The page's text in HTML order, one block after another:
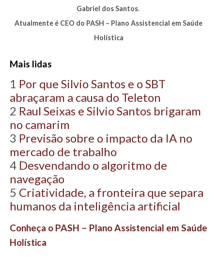
Gabriel dos Santos.
Atualmente é CEO do PASH – Plano Assistencial em Saúde
Holística
Mais lidas
1 Por que Silvio Santos e o SBT
abraçaram a causa do Teleton
2 Raul Seixas e Silvio Santos brigaram
no camarim
3 Previsão sobre o impacto da IA no
mercado de trabalho
4 Desvendando o algoritmo de
navegação
5 Criatividade, a fronteira que separa
humanos da inteligência artificial
Conheça o PASH – Plano Assistencial em Saúde
Holística